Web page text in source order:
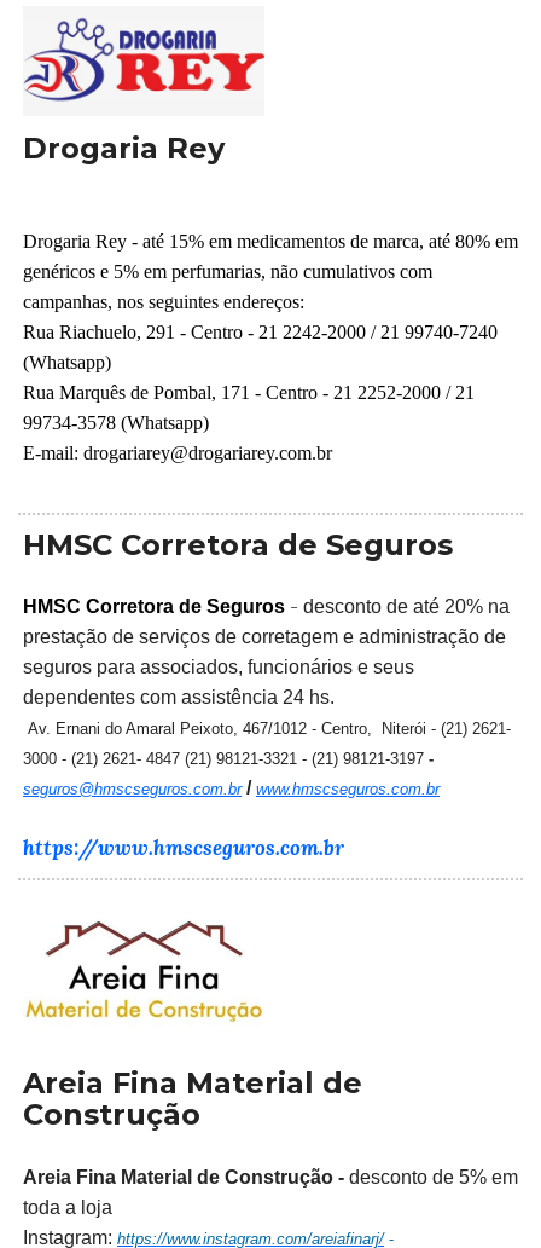
Drogaria Rey
Drogaria Rey - até 15% em medicamentos de marca, até 80% em
genéricos e 5% em perfumarias, não cumulativos com
campanhas, nos seguintes endereços:
Rua Riachuelo, 291 - Centro - 21 2242-2000 / 21 99740-7240
(Whatsapp)
Rua Marquês de Pombal, 171 - Centro - 21 2252-2000 / 21
99734-3578 (Whatsapp)
E-mail: drogariarey@drogariarey.com.br
HMSC Corretora de Seguros
HMSC Corretora de Seguros - desconto de até 20% na
prestação de serviços de corretagem e administração de
seguros para associados, funcionários e seus
dependentes com assistência 24 hs.
Av. Ernani do Amaral Peixoto, 467/1012 - Centro, Niterói - (21) 2621-
3000 - (21) 2621- 4847 (21) 98121-3321 - (21) 98121-3197 -
seguros@hmscseguros.com.br/ www.hmscseguros.com.br
https://www.hmscseguros.com.br
Areia Fina Material de
Construção
Areia Fina Material de Construção - desconto de 5% em
toda a loja
Instagram: https://www.instagram.com/areiafinarj/-